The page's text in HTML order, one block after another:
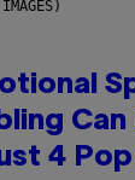
Can
4